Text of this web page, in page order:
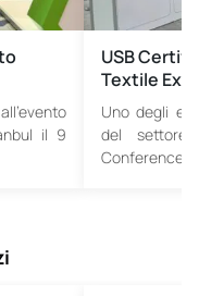
il 9
USB
Textile
Uno degli
del settore
Conference